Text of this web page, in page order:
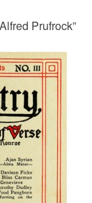
Prufrock”